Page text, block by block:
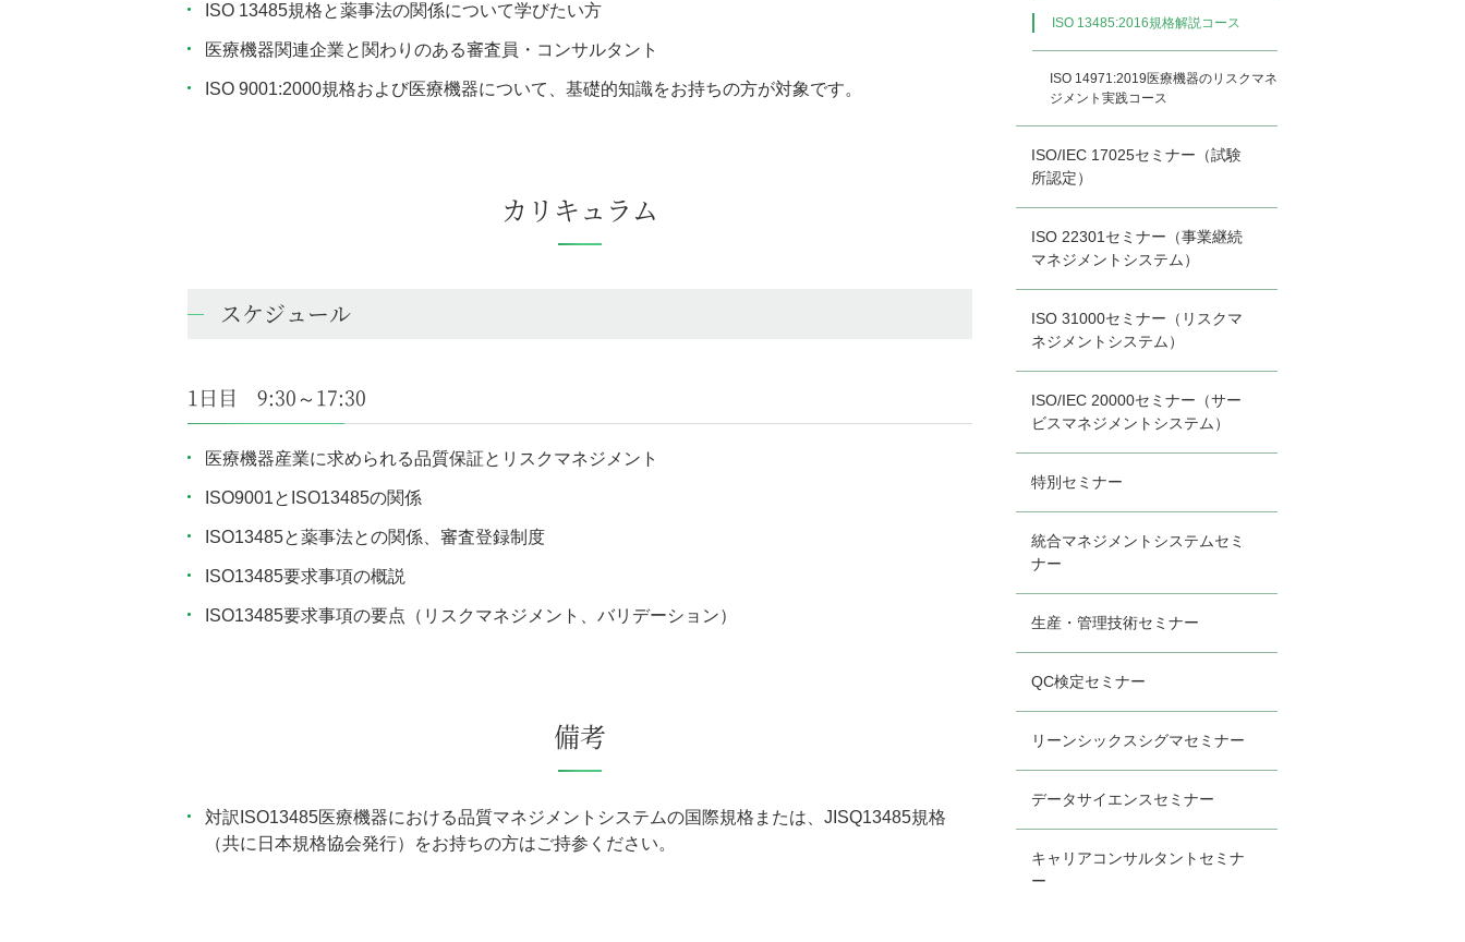
ISO 13485規格と薬事法の関係について学びたい方
医療機器関連企業と関わりのある審査員・コンサルタント
ISO 9001:2000規格および医療機器について、基礎的知識をお持ちの方が対象です。
カリキュラム
スケジュール
1日目 9:30～17:30
医療機器産業に求められる品質保証とリスクマネジメント
ISO9001とISO13485の関係
ISO13485と薬事法との関係、審査登録制度
ISO13485要求事項の概説
ISO13485要求事項の要点（リスクマネジメント、バリデーション）
備考
対訳ISO13485医療機器における品質マネジメントシステムの国際規格または、JISQ13485規格
（共に日本規格協会発行）をお持ちの方はご持参ください。
ISO 13485:2016規格解説コース
ISO 14971:2019医療機器のリスクマネ
ジメント実践コース
ISO/IEC 17025セミナー（試験
所認定）
ISO 22301セミナー（事業継続
マネジメントシステム）
ISO 31000セミナー（リスクマ
ネジメントシステム）
ISO/IEC 20000セミナー（サー
ビスマネジメントシステム）
特別セミナー
統合マネジメントシステムセミ
ナー
生産・管理技術セミナー
QC検定セミナー
リーンシックスシグマセミナー
データサイエンスセミナー
キャリアコンサルタントセミナ
ー